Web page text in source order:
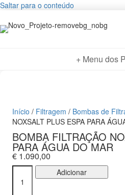
Saltar para o conteúdo
+ Menu dos
Início / Filtragem / Bombas de
NOXSALT PLUS ESPA PARA
BOMBA FILTRAÇÃO
PARA ÁGUA DO MAR
€ 1.090,00
Quantidade
Adicionar